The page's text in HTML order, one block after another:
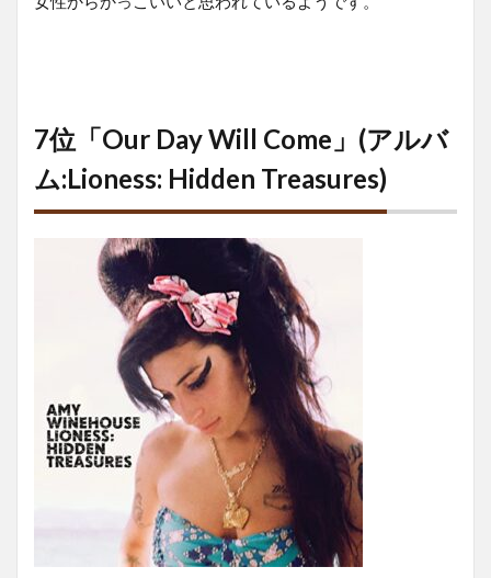
7位「Our Day Will Come」(アルバ
ム:Lioness: Hidden Treasures)